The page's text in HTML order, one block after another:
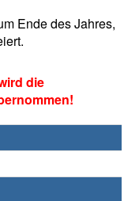
Ende des Jahres,
die